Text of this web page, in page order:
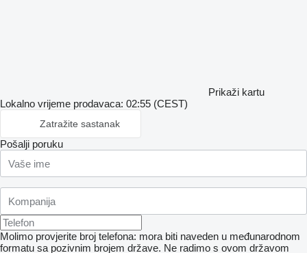
Prikaži kartu
Lokalno vrijeme prodavaca: 02:55 (CEST)
Zatražite sastanak
Pošalji poruku
Molimo provjerite broj telefona: mora biti naveden u međunarodnom
formatu sa pozivnim brojem države. Ne radimo s ovom državom